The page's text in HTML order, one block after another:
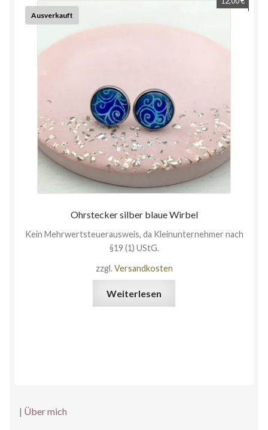
Ausverkauft
Ohrstecker silber blaue Wirbel
Kein Mehrwertsteuerausweis, da Kleinunternehmer nach
§19 (1) UStG.
zzgl.Versandkosten
Weiterlesen
| Über mich